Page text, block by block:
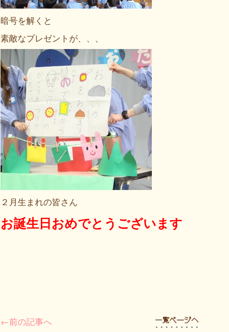
暗号を解くと
素敵なプレゼントが、、、
２月生まれの皆さん
お誕生日おめでとうございます
←前の記事へ